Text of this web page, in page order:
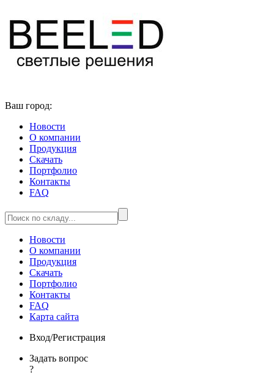
Ваш город:
Новости
О компании
Продукция
Скачать
Портфолио
Контакты
FAQ
Новости
О компании
Продукция
Скачать
Портфолио
Контакты
FAQ
Карта сайта
Вход/Регистрация
Задать вопрос
?